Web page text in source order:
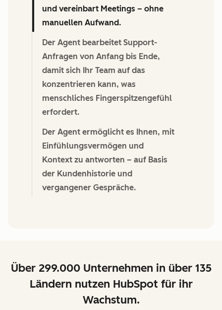
und vereinbart Meetings – ohne
manuellen Aufwand.
Der Agent bearbeitet Support-
Anfragen von Anfang bis Ende,
damit sich Ihr Team auf das
konzentrieren kann, was
menschliches Fingerspitzengefühl
erfordert.
Der Agent ermöglicht es Ihnen, mit
Einfühlungsvermögen und
Kontext zu antworten – auf Basis
der Kundenhistorie und
vergangener Gespräche.
Über 299.000 Unternehmen in über 135
Ländern nutzen HubSpot für ihr
Wachstum.